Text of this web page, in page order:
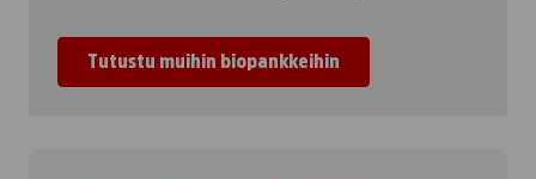
Tutustu muihin biopankkeihin